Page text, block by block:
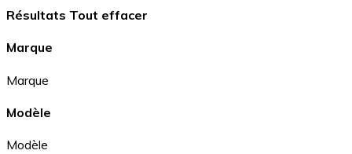
Résultats Tout effacer
Marque
Marque
Modèle
Modèle